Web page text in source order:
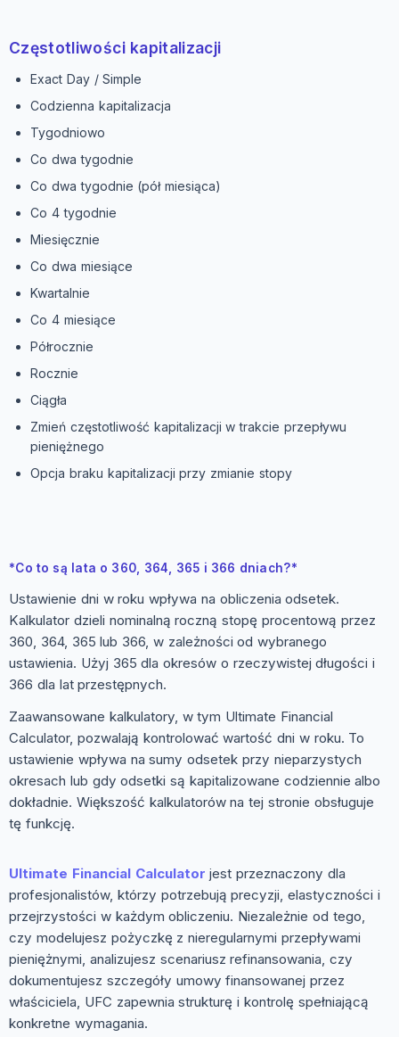
Częstotliwości kapitalizacji
Exact Day / Simple
Codzienna kapitalizacja
Tygodniowo
Co dwa tygodnie
Co dwa tygodnie (pół miesiąca)
Co 4 tygodnie
Miesięcznie
Co dwa miesiące
Kwartalnie
Co 4 miesiące
Półrocznie
Rocznie
Ciągła
Zmień częstotliwość kapitalizacji w trakcie przepływu
pieniężnego
Opcja braku kapitalizacji przy zmianie stopy
*Co to są lata o 360, 364, 365 i 366 dniach?*
Ustawienie dni w roku wpływa na obliczenia odsetek.
Kalkulator dzieli nominalną roczną stopę procentową przez
360, 364, 365 lub 366, w zależności od wybranego
ustawienia. Użyj 365 dla okresów o rzeczywistej długości i
366 dla lat przestępnych.
Zaawansowane kalkulatory, w tym Ultimate Financial
Calculator, pozwalają kontrolować wartość dni w roku. To
ustawienie wpływa na sumy odsetek przy nieparzystych
okresach lub gdy odsetki są kapitalizowane codziennie albo
dokładnie. Większość kalkulatorów na tej stronie obsługuje
tę funkcję.
Ultimate Financial Calculator jest przeznaczony dla
profesjonalistów, którzy potrzebują precyzji, elastyczności i
przejrzystości w każdym obliczeniu. Niezależnie od tego,
czy modelujesz pożyczkę z nieregularnymi przepływami
pieniężnymi, analizujesz scenariusz refinansowania, czy
dokumentujesz szczegóły umowy finansowanej przez
właściciela, UFC zapewnia strukturę i kontrolę spełniającą
konkretne wymagania.